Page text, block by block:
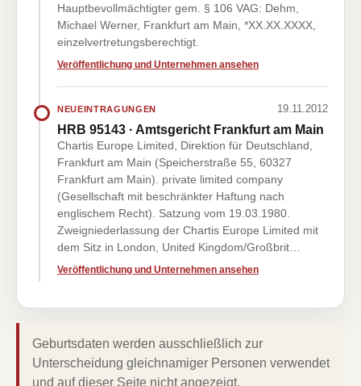
Hauptbevollmächtigter gem. § 106 VAG: Dehm,
Michael Werner, Frankfurt am Main, *XX.XX.XXXX,
einzelvertretungsberechtigt.
Veröffentlichung und Unternehmen ansehen
NEUEINTRAGUNGEN 19.11.2012
HRB 95143 · Amtsgericht Frankfurt am Main
Chartis Europe Limited, Direktion für Deutschland,
Frankfurt am Main (Speicherstraße 55, 60327
Frankfurt am Main). private limited company
(Gesellschaft mit beschränkter Haftung nach
englischem Recht). Satzung vom 19.03.1980.
Zweigniederlassung der Chartis Europe Limited mit
dem Sitz in London, United Kingdom/Großbrit…
Veröffentlichung und Unternehmen ansehen
Geburtsdaten werden ausschließlich zur
Unterscheidung gleichnamiger Personen verwendet
und auf dieser Seite nicht angezeigt.